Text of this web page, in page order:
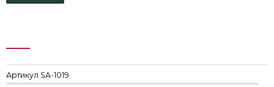
Артикул SA-1019